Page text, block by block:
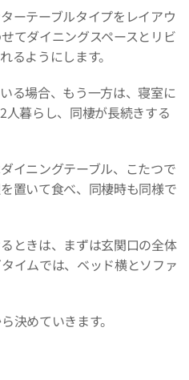
ーテーブルタイプをレイアウ
てダイニングスペースとリビ
るようにします。
る場合、もう一方は、寝室に
人暮らし、同棲が長続きする
イニングテーブル、こたつで
置いて食べ、同棲時も同様で
ときは、まずは玄関口の全体
イムでは、ベッド横とソファ
決めていきます。